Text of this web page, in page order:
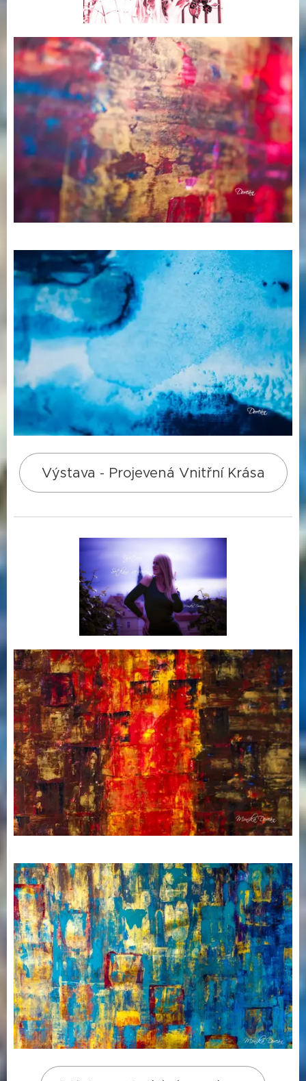
Výstava - Projevená Vnitřní Krása